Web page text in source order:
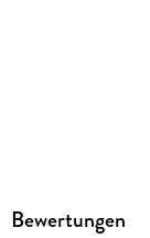
Bewertungen